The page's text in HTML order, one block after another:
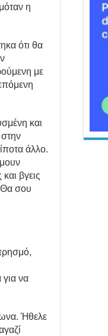
η
ότι θα
με
και
άλλο.
βγεις
σου
για να
Ήθελε